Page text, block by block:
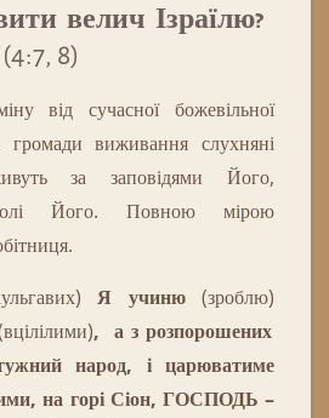
велич Ізраїлю?
(4:7, 8)
від сучасної божевільної
громади виживання слухняні
за заповідями Його,
Його.
Повною мірою
Я учиню (зроблю)
, а з розпорошених
народ, і царюватиме
на горі Сіон, ГОСПОДЬ –